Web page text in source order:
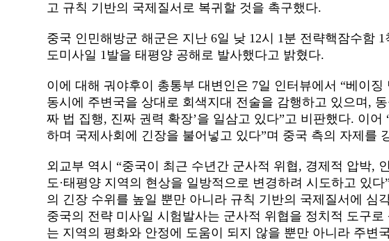
고 규칙 기반의 국제질서로 복귀할 것을 촉구했다.
중국 인민해방군 해군은 지난 6일 낮 12시 1분 전략핵잠수함 1
도미사일 1발을 태평양 공해로 발사했다고 밝혔다.
이에 대해 궈야후이 총통부 대변인은 7일 인터뷰에서 “베이징
동시에 주변국을 상대로 회색지대 전술을 감행하고 있으며,
짜 법 집행, 진짜 권력 확장’을 일삼고 있다”고 비판했다. 이어
하며 국제사회에
긴장을 불어넣고 있다”며 중국 측의 자제를
외교부 역시 “중국이 최근 수년간 군사적 위협, 경제적 압박,
도·태평양 지역의 현상을 일방적으로 변경하려 시도하고 있다
의 긴장 수위를 높일 뿐만 아니라 규칙 기반의 국제질서에 심
중국의 전략 미사일 시험발사는 군사적 위협을 정치적 도구
는 지역의 평화와 안정에 도움이 되지 않을 뿐만 아니라 주변